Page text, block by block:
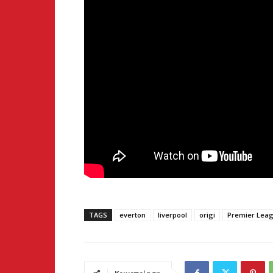
TAGS everton liverpool origi Premier